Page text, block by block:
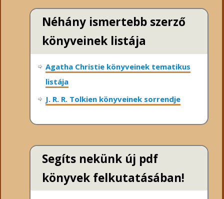
Néhány ismertebb szerző
könyveinek listája
Agatha Christie könyveinek tematikus
listája
J. R. R. Tolkien könyveinek sorrendje
Segíts nekünk új pdf
könyvek felkutatásában!